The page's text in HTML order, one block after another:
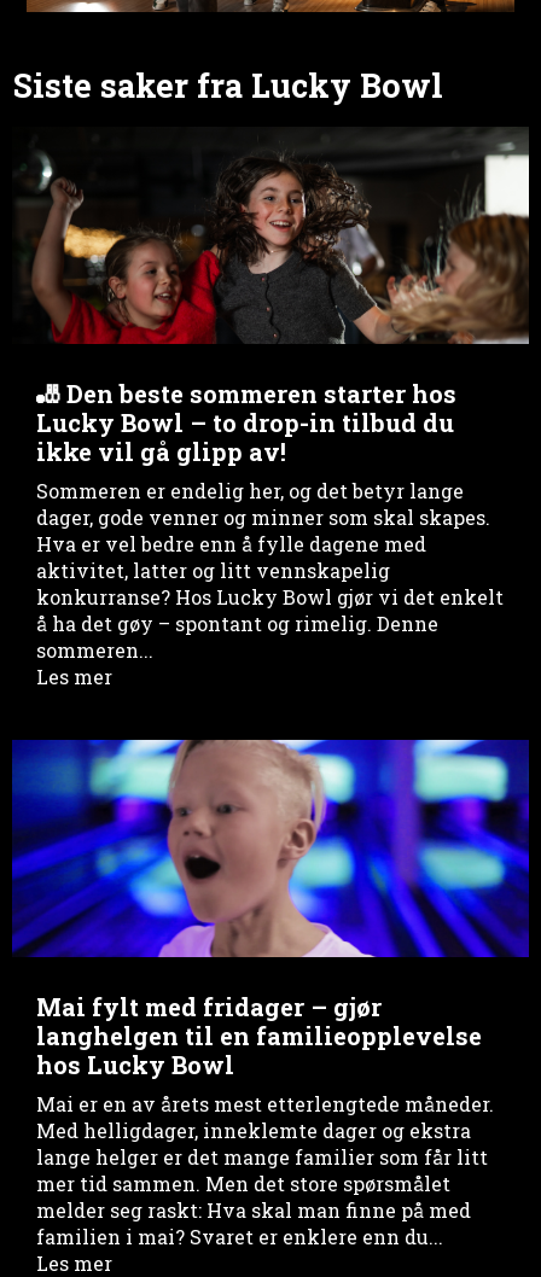
Siste saker fra Lucky Bowl
🎳 Den beste sommeren starter hos
Lucky Bowl – to drop-in tilbud du
ikke vil gå glipp av!
Sommeren er endelig her, og det betyr lange
dager, gode venner og minner som skal skapes.
Hva er vel bedre enn å fylle dagene med
aktivitet, latter og litt vennskapelig
konkurranse? Hos Lucky Bowl gjør vi det enkelt
å ha det gøy – spontant og rimelig. Denne
sommeren...
Les mer
Mai fylt med fridager – gjør
langhelgen til en familieopplevelse
hos Lucky Bowl
Mai er en av årets mest etterlengtede måneder.
Med helligdager, inneklemte dager og ekstra
lange helger er det mange familier som får litt
mer tid sammen. Men det store spørsmålet
melder seg raskt: Hva skal man finne på med
familien i mai? Svaret er enklere enn du...
Les mer